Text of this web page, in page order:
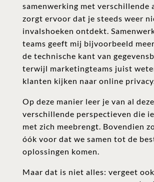
samenwerking met verschillende
zorgt ervoor dat je steeds weer
invalshoeken ontdekt.
teams geeft mij bijvoorbeeld
de technische kant van
terwijl marketingteams juist
klanten kijken naar online privacy.
Op deze manier leer je van al deze
verschillende perspectieven die
met zich meebrengt. Bovendien
óók voor dat we samen tot de
oplossingen komen.
Maar dat is niet alles: vergeet